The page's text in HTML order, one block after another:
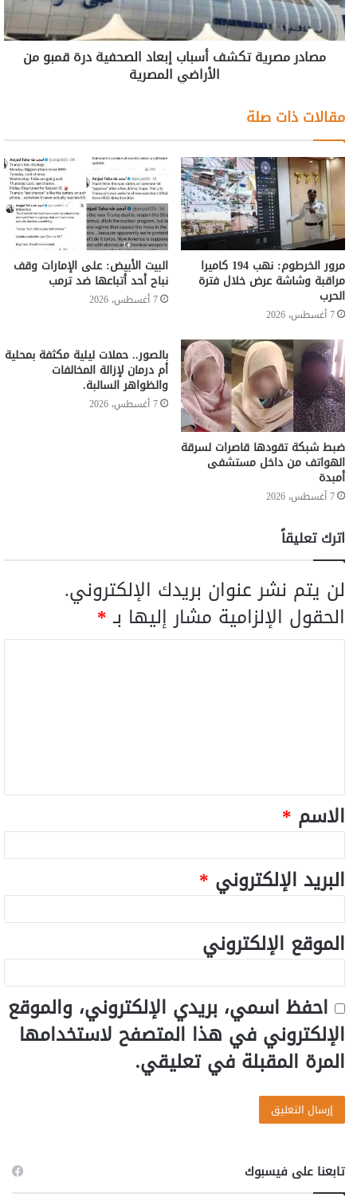
مصادر مصرية تكشف أسباب إبعاد الصحفية درة قمبو من
الأراضي المصرية
مقالات ذات صلة
مرور الخرطوم: نهب 194 كاميرا
مراقبة وشاشة عرض خلال فترة
الحرب
7 أغسطس، 2026
البيت الأبيض: على ⁧‫الإمارات‬⁩ وقف
نباح أحد أتباعها ضد ترمب
7 أغسطس، 2026
ضبط شبكة تقودها قاصرات لسرقة
الهواتف من داخل مستشفى
أمبدة
7 أغسطس، 2026
بالصور.. حملات ليلية مكثفة بمحلية
أم درمان لإزالة المخالفات
والظواهر السالبة.
7 أغسطس، 2026
اترك تعليقاً
لن يتم نشر عنوان بريدك الإلكتروني.
الحقول الإلزامية مشار إليها بـ*
الاسم *
البريد الإلكتروني *
الموقع الإلكتروني
احفظ اسمي، بريدي الإلكتروني، والموقع
الإلكتروني في هذا المتصفح لاستخدامها
المرة المقبلة في تعليقي.
تابعنا على فيسبوك